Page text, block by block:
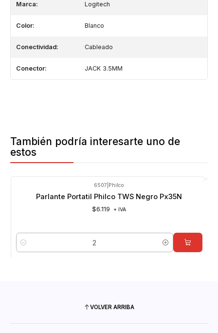
Marca: Logitech
Color: Blanco
Conectividad: Cableado
Conector: JACK 3.5MM
También podría interesarte uno de
estos
6507 Philco
Parlante Portatil Philco TWS Negro Px35N
$6.119 + IVA
Cantidad
VOLVER ARRIBA